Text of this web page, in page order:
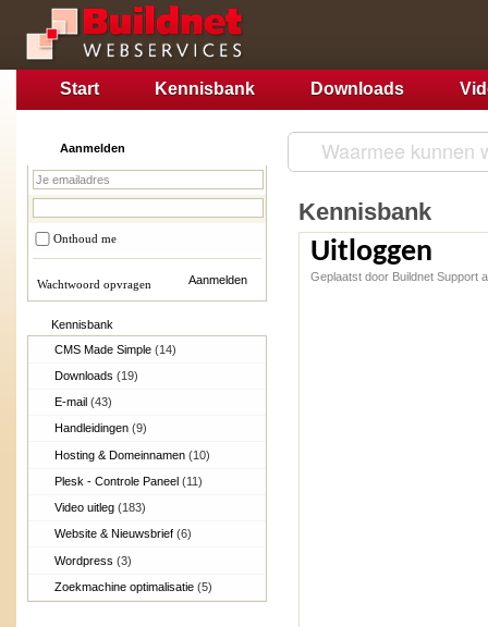
Start Kennisbank Downloads
Aanmelden
Onthoud me
Wachtwoord opvragen
Kennisbank
CMS Made Simple(14)
Downloads(19)
E-mail(43)
Handleidingen(9)
Hosting & Domeinnamen(10)
Plesk - Controle Paneel(11)
Video uitleg(183)
Website & Nieuwsbrief(6)
Wordpress(3)
Zoekmachine optimalisatie(5)
Kennisbank
Uitloggen
Geplaatst door Buildnet Support